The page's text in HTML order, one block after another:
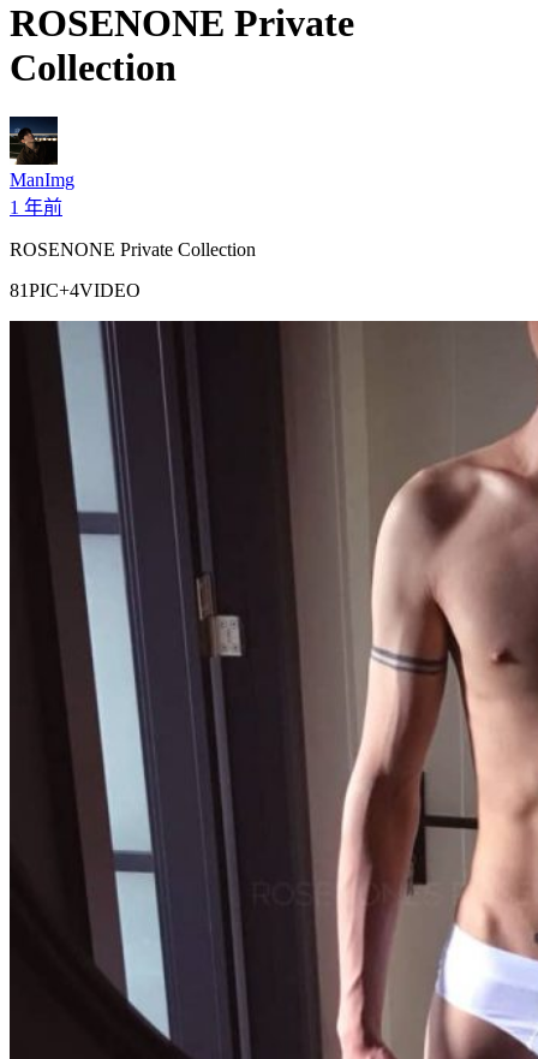
ROSENONE Private
Collection
ManImg
1 年前
ROSENONE Private Collection
81PIC+4VIDEO